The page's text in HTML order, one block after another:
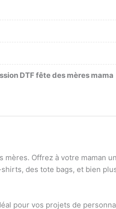
DTF fête des mères mama
Offrez à votre maman
des tote bags, et bien
pour vos projets de